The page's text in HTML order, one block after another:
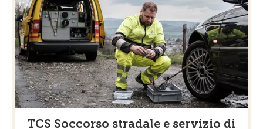
TCS Soccorso stradale e servizio di